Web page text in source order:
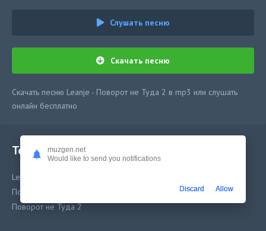
Слушать песню
Скачать песню
Скачать песню Leanje - Поворот не Туда 2 в mp3 или слушать
онлайн бесплатно
Текст песни
Leanje - Поворот не Туда 2
Поворот не Туда 2
Поворот не Туда 2
muzgen.net
Would like to send you notifications
Discard Allow